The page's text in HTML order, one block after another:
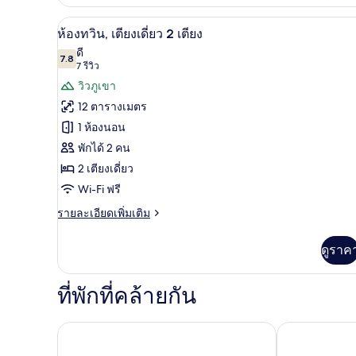
กับ
ห้อง
ทริปเปิล,
หลาย
เตียง
เปิด
ภาพถ่าย
ทั้งหมด
ของ
ห้อง
ทวิน,
เตียง
เดี่ยว
2
ห้องทวิน, เตียงเดี่ยว 2 เตียง |
8
ห้องทวิน, เตียงเดี่ยว 2 เตียง
7.87.8 จาก 10
ดี
7 รีวิว
(7
รีวิว)
วิวภูเขา
12 ตารางเมตร
1 ห้องนอน
พักได้ 2 คน
2 เตียงเดี่ยว
Wi-Fi ฟรี
รายละเอียดเพิ่มเติม
ราย
เกี่ยว
กับ
ห้อง
น,
ดูราค
ที่พักที่คล้ายกัน
กัมปานีล อันเนอมาส เอสต์ ฟินดรอล ชาลibis Annemasse